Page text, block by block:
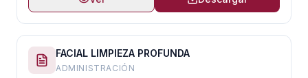
FACIAL LIMPIEZA PROFUNDA
ADMINISTRACIÓN